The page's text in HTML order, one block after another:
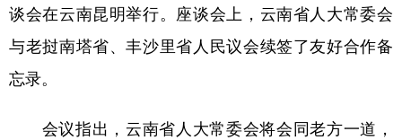
经济 服务 云南故事
云南青年说 趣看文物
谈会在云南昆明举行。座谈会上，云南省人大常委会
与老挝南塔省、丰沙里省人民议会续签了友好合作备
忘录。
会议指出，云南省人大常委会将会同老方一道，